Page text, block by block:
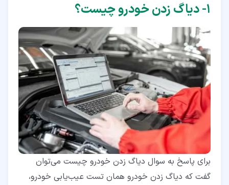
۱‏- دیاگ زدن خودرو چیست؟
برای پاسخ به سوال دیاگ زدن خودرو چیست می‌توان
گفت که دیاگ زدن خودرو همان تست عیب‌یابی خودرو،